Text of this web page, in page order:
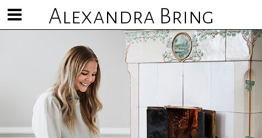
Alexandra Bring
Visa/göm
meny